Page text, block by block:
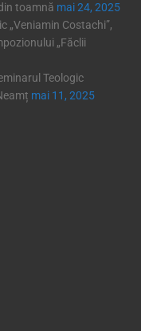
toamnă mai 24, 2025
„Veniamin Costachi”,
„Făclii
Teologic
mai 11, 2025